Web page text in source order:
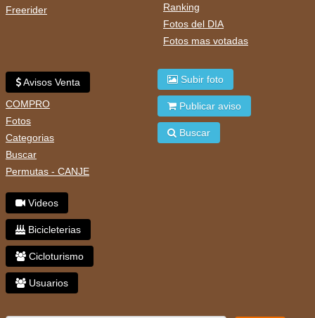
Freerider
Ranking
Fotos del DIA
Fotos mas votadas
Avisos Venta
COMPRO
Fotos
Categorias
Buscar
Permutas - CANJE
Videos
Bicicleterias
Cicloturismo
Usuarios
Subir foto
Publicar aviso
Buscar